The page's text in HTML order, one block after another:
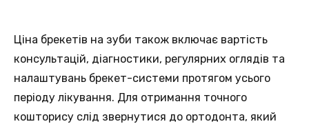
Ціна брекетів на зуби також включає вартість
консультацій, діагностики, регулярних оглядів та
налаштувань брекет-системи протягом усього
періоду лікування. Для отримання точного
кошторису слід звернутися до ортодонта, який